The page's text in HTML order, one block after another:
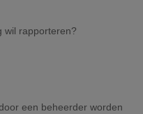
wil rapporteren?
een beheerder worden